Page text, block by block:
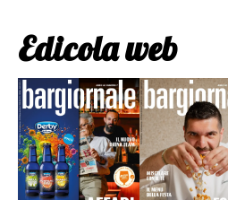
Edicola web